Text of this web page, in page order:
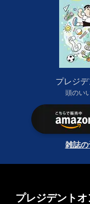
プレジ
頭のい
雑誌
プレジデント